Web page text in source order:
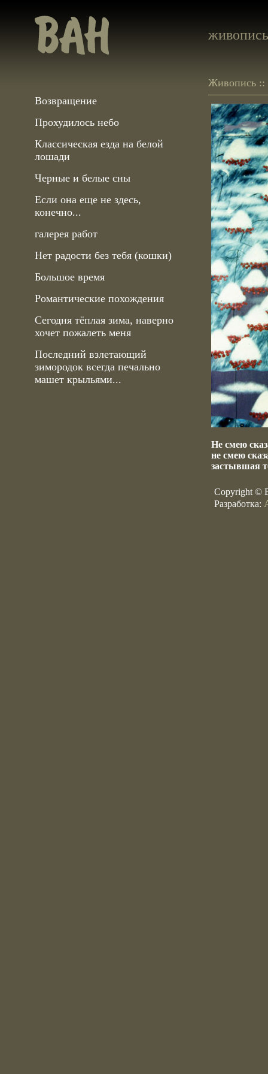
живопись
Возвращение
Прохудилось небо
Классическая езда на белой
лошади
Черные и белые сны
Если она еще не здесь,
конечно...
галерея работ
Нет радости без тебя (кошки)
Большое время
Романтические похождения
Сегодня тёплая зима, наверно
хочет пожалеть меня
Последний взлетающий
зимородок всегда печально
машет крыльями...
Живопись ::
Не смею
не смею
застывшая
Copyright ©
Разработка: